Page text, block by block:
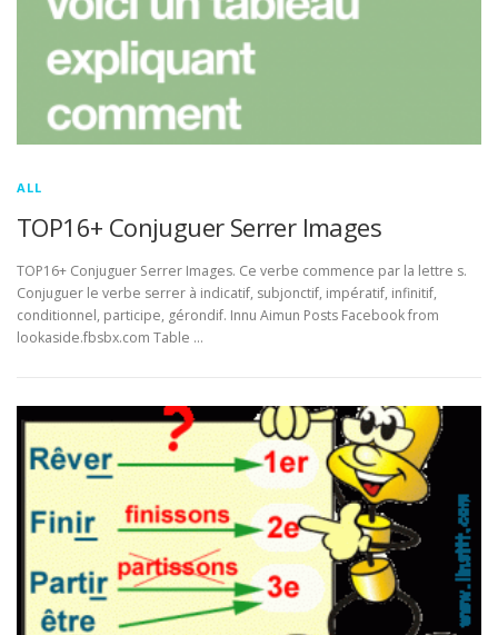
ALL
TOP16+ Conjuguer Serrer Images
TOP16+ Conjuguer Serrer Images. Ce verbe commence par la lettre s.
Conjuguer le verbe serrer à indicatif, subjonctif, impératif, infinitif,
conditionnel, participe, gérondif. Innu Aimun Posts Facebook from
lookaside.fbsbx.com Table …